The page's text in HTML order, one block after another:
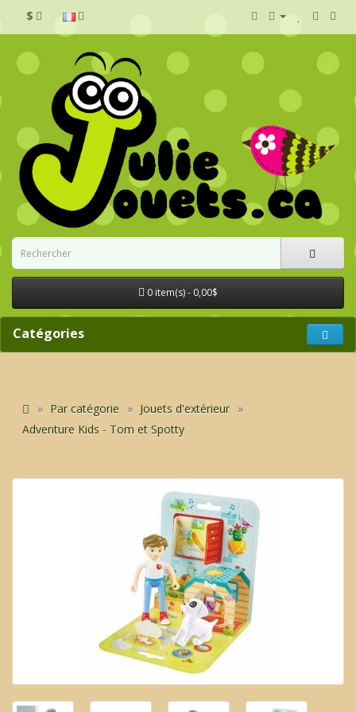
$
0 item(s) - 0,00$
Catégories
Par catégorie
Jouets d'extérieur
Adventure Kids - Tom et Spotty